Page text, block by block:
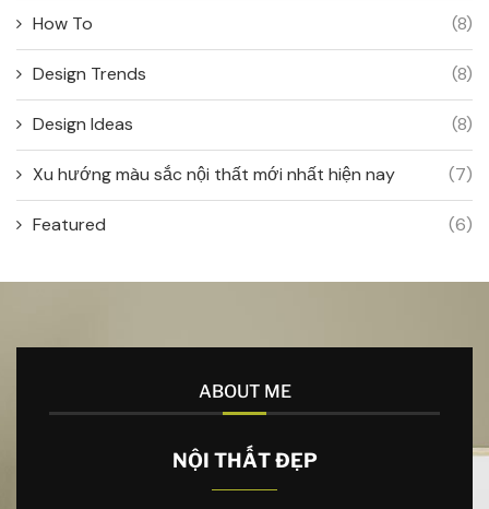
How To (8)
Design Trends (8)
Design Ideas (8)
Xu hướng màu sắc nội thất mới nhất hiện nay (7)
Featured (6)
ABOUT ME
NỘI THẤT ĐẸP